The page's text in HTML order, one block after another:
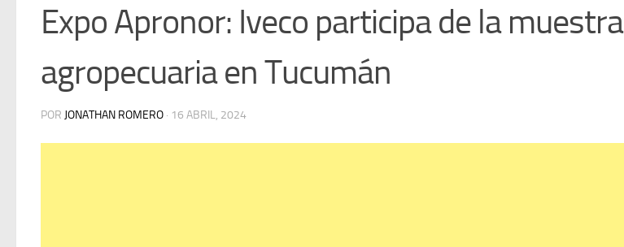
Expo Apronor: Iveco participa de la muestra
agropecuaria en Tucumán
POR JONATHAN ROMERO · 16 ABRIL, 2024